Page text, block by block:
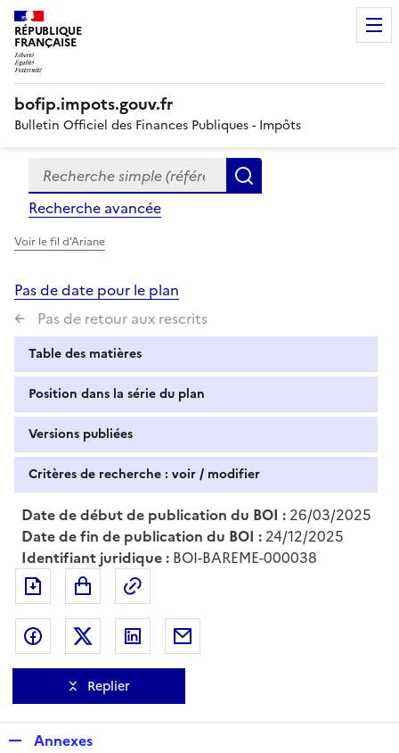
RÉPUBLIQUE
FRANÇAISE
bofip.impots.gouv.fr
Bulletin Officiel des Finances Publiques - Impôts
Formulaire
de
recherche
Recherche simple (références, mots clés, partie du
Recherche avancée
Voir le fil d'Ariane
Pas de date pour le plan
Pas de retour aux rescrits
Table des matières
Position dans la série du plan
Versions publiées
Critères de recherche : voir / modifier
Date de début de publication du BOI : 26/03/2025
Date de fin de publication du BOI : 24/12/2025
Identifiant juridique : BOI-BAREME-000038
Exporter le document au format pdf
Partager sur Facebook
Partager sur Twitter
Partager sur LinkedIn
Replier
Annexes